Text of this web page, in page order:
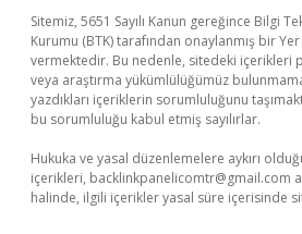
Sitemiz, 5651 Sayılı Kanun gereğince Bilgi
Kurumu (BTK) tarafından onaylanmış bir
vermektedir. Bu nedenle, sitedeki içerikleri
veya araştırma yükümlülüğümüz
yazdıkları içeriklerin sorumluluğunu
bu sorumluluğu kabul etmiş sayılırlar.
Hukuka ve yasal düzenlemelere aykırı
içerikleri, backlinkpanelicomtr@gmail.com
halinde, ilgili içerikler yasal süre içerisinde